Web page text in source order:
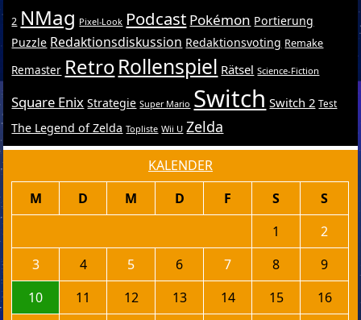
2 NMag Pixel-Look Podcast Pokémon Portierung
Puzzle Redaktionsdiskussion Redaktionsvoting Remake
Remaster RetroRollenspiel Rätsel Science-Fiction
Square Enix Strategie Super Mario Switch Switch 2 Test
The Legend of Zelda Topliste Wii U Zelda
KALENDER
M D M D F S
S
1
2
3
4 5 6 7 8
9
10
11 12 13 14 15
16